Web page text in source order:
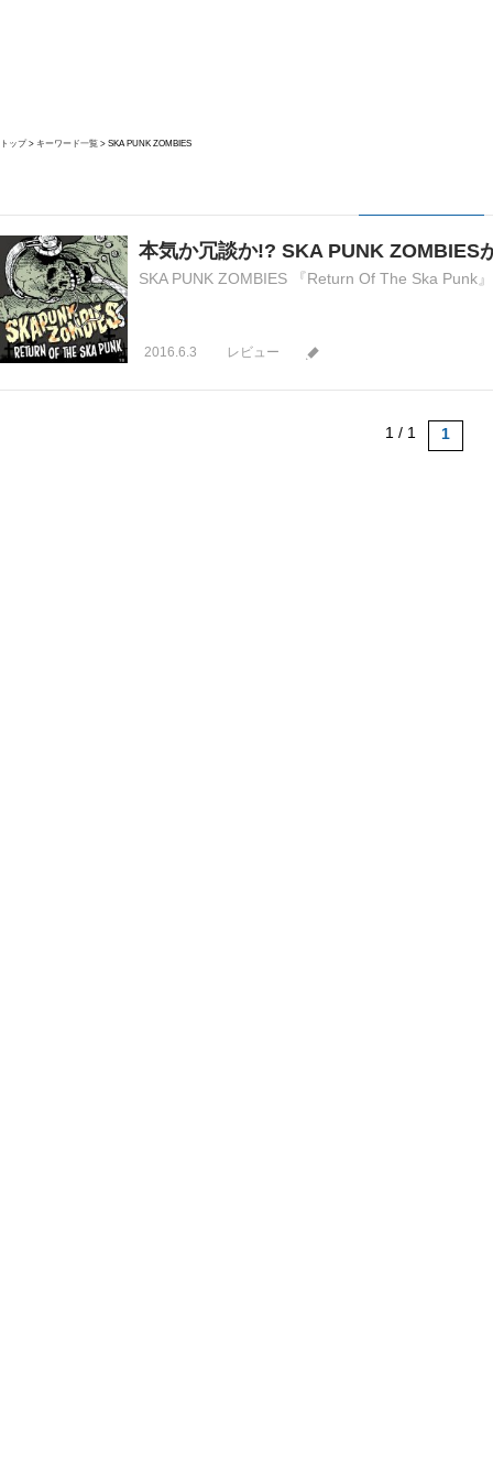
トップ キーワード一覧 SKA PUNK ZOMBIES
本気か冗談か!? SKA PUNK ZOMBIES
SKA PUNK ZOMBIES 『Return Of The Ska Punk
2016.6.3 レビュー
1 / 1 1